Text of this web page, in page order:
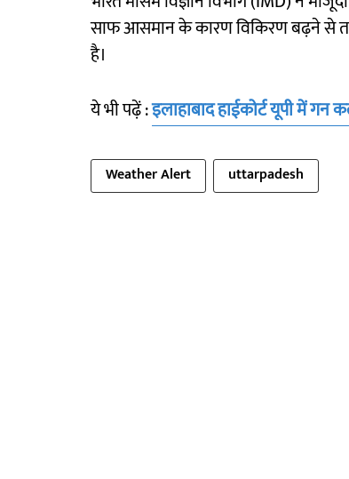
साफ आसमान के कारण विकिरण बढ़ने से
है।
ये भी पढ़ें :इलाहाबाद हाईकोर्ट यूपी में
Weather Alert uttarpadesh